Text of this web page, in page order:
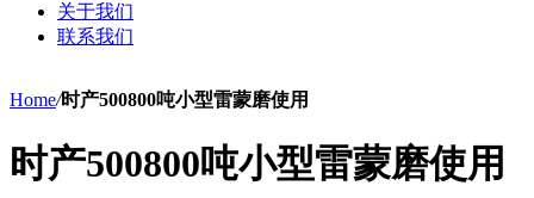
关于我们
联系我们
Home/时产500800吨小型雷蒙磨使用
时产500800吨小型雷蒙磨使用